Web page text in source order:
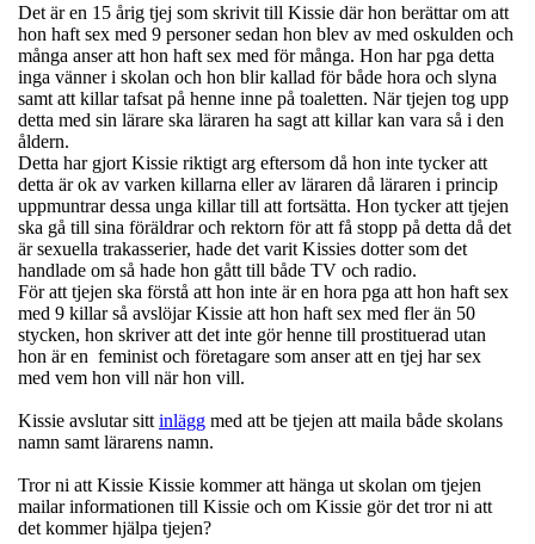
Det är en 15 årig tjej som skrivit till Kissie där hon berättar om att
hon haft sex med 9 personer sedan hon blev av med oskulden och
många anser att hon haft sex med för många. Hon har pga detta
inga vänner i skolan och hon blir kallad för både hora och slyna
samt att killar tafsat på henne inne på toaletten. När tjejen tog upp
detta med sin lärare ska läraren ha sagt att killar kan vara så i den
åldern.
Detta har gjort Kissie riktigt arg eftersom då hon inte tycker att
detta är ok av varken killarna eller av läraren då läraren i princip
uppmuntrar dessa unga killar till att fortsätta. Hon tycker att tjejen
ska gå till sina föräldrar och rektorn för att få stopp på detta då det
är sexuella trakasserier, hade det varit Kissies dotter som det
handlade om så hade hon gått till både TV och radio.
För att tjejen ska förstå att hon inte är en hora pga att hon haft sex
med 9 killar så avslöjar Kissie att hon haft sex med fler än 50
stycken, hon skriver att det inte gör henne till prostituerad utan
hon är en feminist och företagare som anser att en tjej har sex
med vem hon vill när hon vill.
Kissie avslutar sitt inlägg med att be tjejen att maila både skolans
namn samt lärarens namn.
Tror ni att Kissie Kissie kommer att hänga ut skolan om tjejen
mailar informationen till Kissie och om Kissie gör det tror ni att
det kommer hjälpa tjejen?